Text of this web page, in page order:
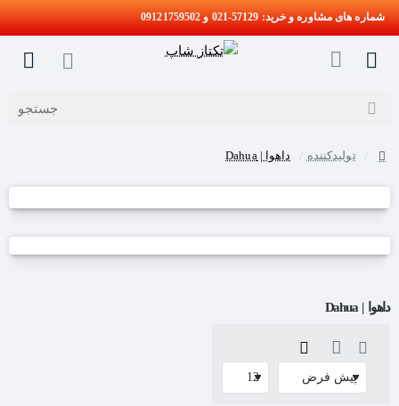
شماره های مشاوره و خرید: 57129-021 و 09121759502
جستجو
تولیدکننده داهوا | Dahua
داهوا | Dahua